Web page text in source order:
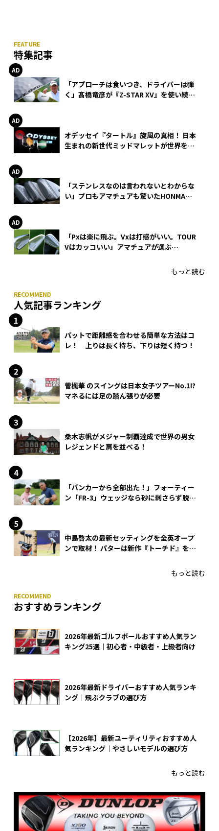
特集記事
「アプローチは食いつき、ドライバーは弾
く」髙橋竜彦が『Z-STAR XV』を使い続け
オデッセイ『タートル』旋風の真相！ 日本
生まれの新世代ミッドマレットが世界を席
「ステンレスなのは言われないとわからな
い」プロもアマチュアも驚いたHONMA
「Pxは楽に飛ぶ。Vxは打感がいい。TOUR
Vはカッコいい」アマチュアが選ぶ
もっと読む
人気記事ランキング
パットで距離感を合わせる簡単な方法はコ
レ！ 上りは長く持ち、下りは短く持つ！
菅楓華 のスイングは日本女子ツアーNo.1!?
マネるには足の踏ん張りが必要
桑木志帆がメジャー制覇達成で世界の男女
レジェンドと肩を並べる！
「バンカーから全部出た！」フォーティー
ン「FR-3」ウェッジなら砂に刺さらず脱出
中島啓太の最新セッティングを全英オープ
ンで取材！ パターは新作『トーチド』を投
もっと読む
おすすめランキング
2026年最新ゴルフボールおすすめ人気ラン
キング25選｜初心者・中級者・上級者向け
2026年最新ドライバーおすすめ人気ランキ
ング｜飛ぶクラブの選び方
【2026年】最新ユーティリティおすすめ人
気ランキング｜やさしいモデルの選び方
もっと読む